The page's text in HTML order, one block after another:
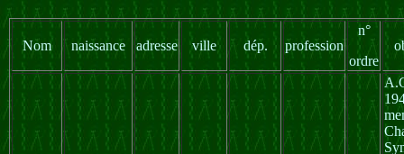
Nom naissance adresse ville dép. profession
n°
ordre